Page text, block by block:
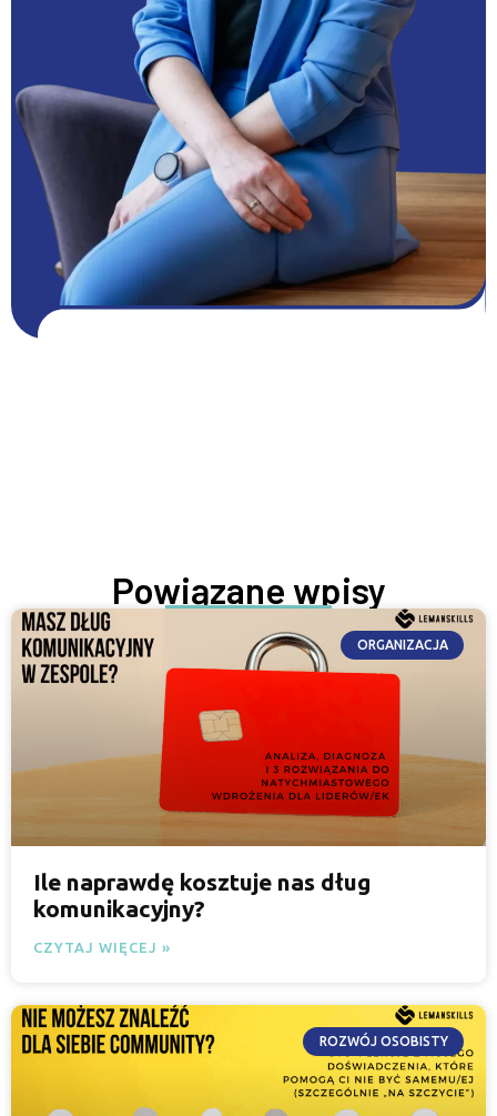
Powiązane wpisy
ORGANIZACJA
Ile naprawdę kosztuje nas dług
komunikacyjny?
CZYTAJ WIĘCEJ »
ROZWÓJ OSOBISTY